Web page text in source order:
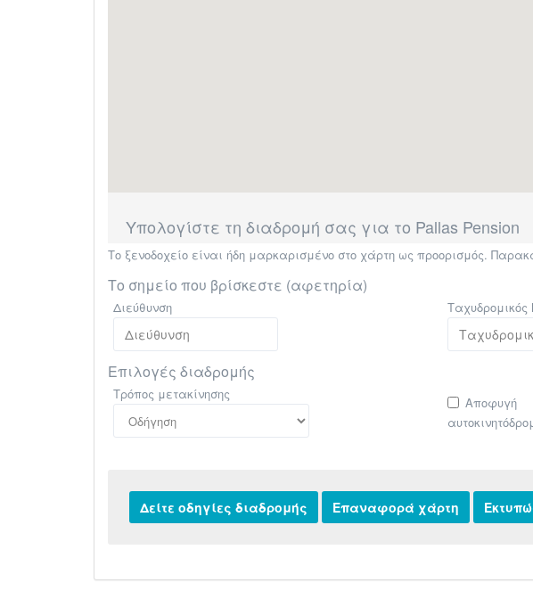
Υπολογίστε τη διαδρομή σας για το Pallas Pension
Το ξενοδοχείο είναι ήδη μαρκαρισμένο στο χάρτη ως προορισμός.
Το σημείο που βρίσκεστε (αφετηρία)
Διεύθυνση Ταχυδρομικός
Επιλογές διαδρομής
Τρόπος μετακίνησης
Αποφυγή